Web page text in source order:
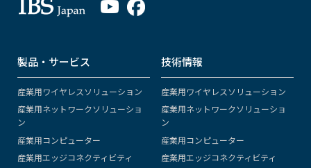
製品・サービス
産業用ワイヤレスソリューション
産業用ネットワークソリューショ
ン
産業用コンピューター
産業用エッジコネクティビティ
技術情報
産業用ワイヤレスソリューション
産業用ネットワークソリューショ
ン
産業用コンピューター
産業用エッジコネクティビティ